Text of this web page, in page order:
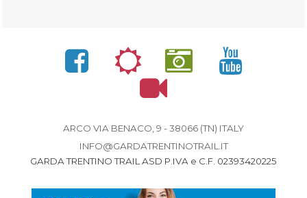
ARCO VIA BENACO, 9 - 38066 (TN) ITALY
INFO@GARDATRENTINOTRAIL.IT
GARDA TRENTINO TRAIL ASD P.IVA e C.F. 02393420225